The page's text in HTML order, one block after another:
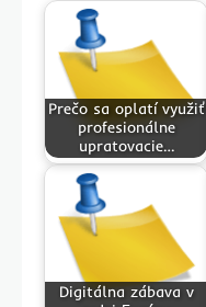
Prečo sa oplatí využiť
profesionálne
upratovacie…
Digitálna zábava v